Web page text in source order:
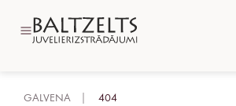
GALVENA 404